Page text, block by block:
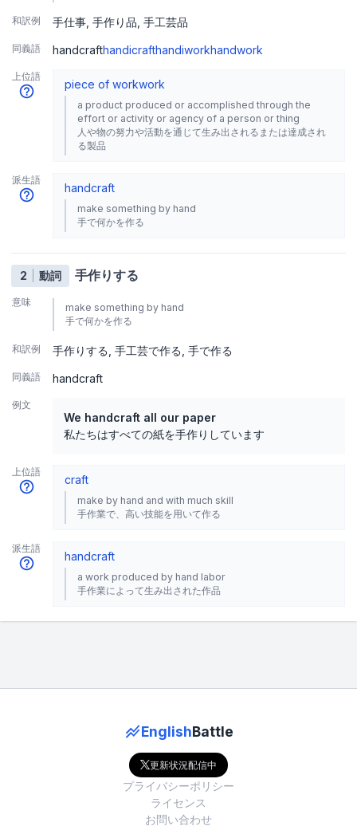
和訳例 手仕事 手作り品 手工芸品
同義語 handcrafthandicrafthandiworkhandwork
上位語
piece of workwork
a product produced or accomplished through the
effort or activity or agency of a person or thing
人や物の努力や活動を通じて生み出されるまたは達成され
る製品
派生語
handcraft
make something by hand
手で何かを作る
2 動詞 手作りする
意味
make something by hand
手で何かを作る
和訳例 手作りする 手工芸で作る 手で作る
同義語 handcraft
例文
We handcraft all our paper
私たちはすべての紙を手作りしています
上位語
craft
make by hand and with much skill
手作業で、高い技能を用いて作る
派生語
handcraft
a work produced by hand labor
手作業によって生み出された作品
EnglishBattle
更新状況配信中
プライバシーポリシー
ライセンス
お問い合わせ